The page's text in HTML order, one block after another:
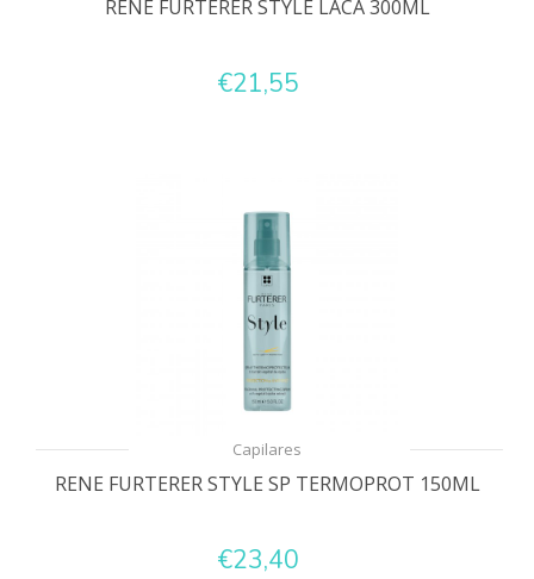
RENE FURTERER STYLE LACA 300ML
€21,55
Capilares
RENE FURTERER STYLE SP TERMOPROT 150ML
€23,40